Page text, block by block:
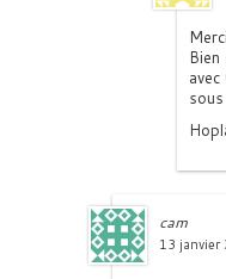
Bien
cam
13 janvier